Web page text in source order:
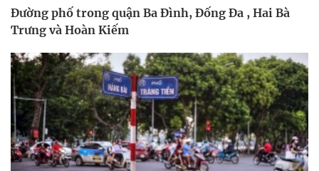
Đường phố trong quận Ba Đình, Đống Đa , Hai Bà
Trưng và Hoàn Kiếm